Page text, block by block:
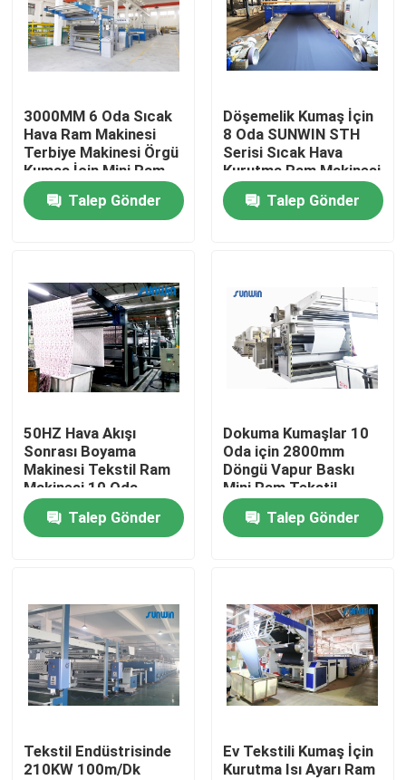
Hakkımızda
Kişiler
Ürünler
Tekstil Ram Makinesi
Sıcak Hava Ram Makinesi
Tekstil Kurutma Makinesi
Tekstil Terbiye Makinası
3000MM 6 Oda Sıcak
Hava Ram Makinesi
Terbiye Makinesi Örgü
Kumaş İçin Mini Ram
Tekstili
Talep Gönder
Döşemelik Kumaş İçin
8 Oda SUNWIN STH
Serisi Sıcak Hava
Kurutma Ram Makinesi
Tekstili
Talep Gönder
50HZ Hava Akışı
Sonrası Boyama
Makinesi Tekstil Ram
Makinesi 10 Oda
2200mm
Talep Gönder
Dokuma Kumaşlar 10
Oda için 2800mm
Döngü Vapur Baskı
Mini Ram Tekstil
Makinesi
Talep Gönder
Tekstil Endüstrisinde
210KW 100m/Dk
Ev Tekstili Kumaş İçin
Kurutma Isı Ayarı Ram